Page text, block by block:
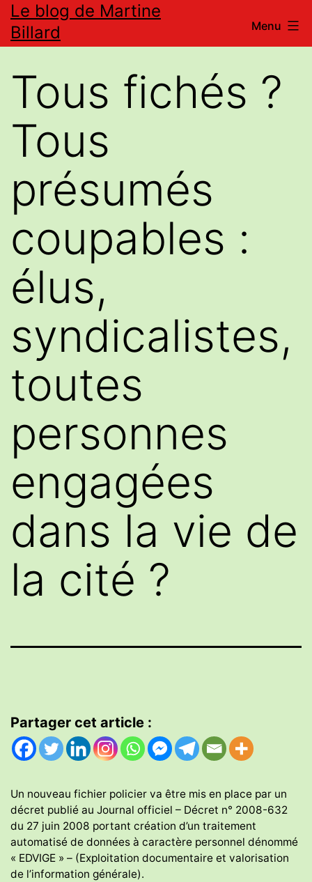
Aller
au
Le blog de Martine
Billard
Menu
Tous fichés ?
Tous
présumés
coupables :
élus,
syndicalistes,
toutes
personnes
engagées
dans la vie de
la cité ?
Partager cet article :
Un nouveau fichier policier va être mis en place par un
décret publié au Journal officiel – Décret n° 2008-632
du 27 juin 2008 portant création d’un traitement
automatisé de données à caractère personnel dénommé
« EDVIGE » – (Exploitation documentaire et valorisation
de l’information générale).